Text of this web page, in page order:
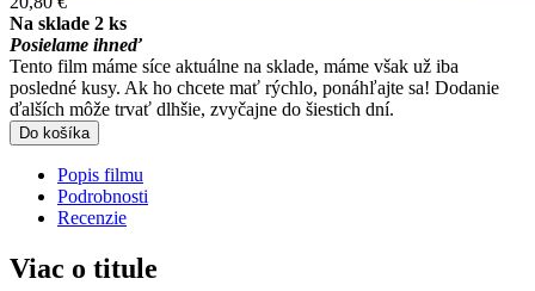
Na sklade 2 ks
Posielame ihneď
Tento film máme síce aktuálne na sklade, máme však už iba
posledné kusy. Ak ho chcete mať rýchlo, ponáhľajte sa! Dodanie
ďalších môže trvať dlhšie, zvyčajne do šiestich dní.
Do košíka
Popis filmu
Podrobnosti
Recenzie
Viac o titule